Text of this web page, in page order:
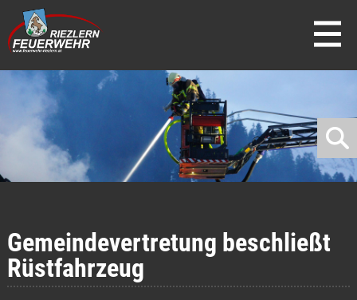
direkt zur Navigation
direkt zum Inhalt
Gemeindevertretung beschließt
Rüstfahrzeug